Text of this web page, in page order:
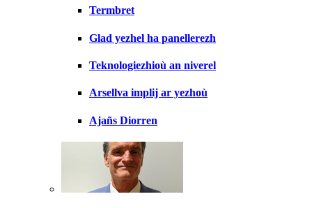
Termbret
Glad yezhel ha panellerezh
Teknologiezhioù an niverel
Arsellva implij ar yezhoù
Ajañs Diorren